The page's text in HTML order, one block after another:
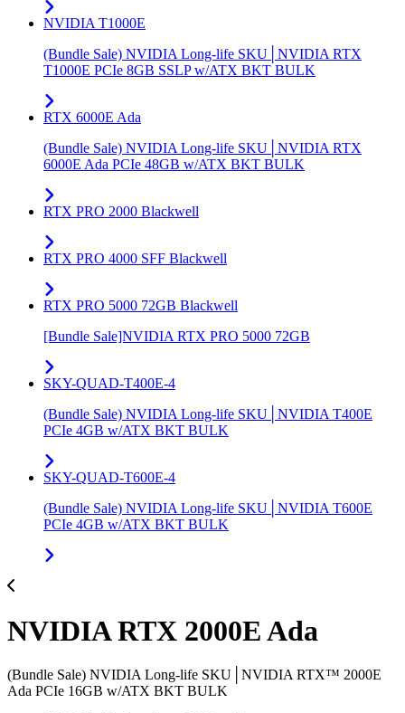
NVIDIA T1000E
(Bundle Sale) NVIDIA Long-life SKU│NVIDIA RTX
T1000E PCIe 8GB SSLP w/ATX BKT BULK
RTX 6000E Ada
(Bundle Sale) NVIDIA Long-life SKU│NVIDIA RTX
6000E Ada PCIe 48GB w/ATX BKT BULK
RTX PRO 2000 Blackwell
RTX PRO 4000 SFF Blackwell
RTX PRO 5000 72GB Blackwell
[Bundle Sale]NVIDIA RTX PRO 5000 72GB
SKY-QUAD-T400E-4
(Bundle Sale) NVIDIA Long-life SKU│NVIDIA T400E
PCIe 4GB w/ATX BKT BULK
SKY-QUAD-T600E-4
(Bundle Sale) NVIDIA Long-life SKU│NVIDIA T600E
PCIe 4GB w/ATX BKT BULK
NVIDIA RTX 2000E Ada
(Bundle Sale) NVIDIA Long-life SKU│NVIDIA RTX™ 2000E
Ada PCIe 16GB w/ATX BKT BULK